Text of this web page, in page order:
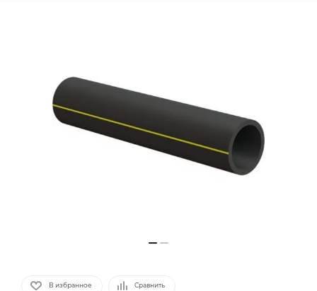
В избранное Сравнить